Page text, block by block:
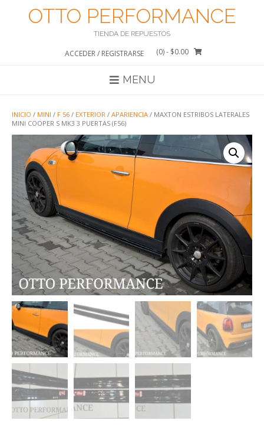
OTTO PERFORMANCE
TIENDA DE REPUESTOS
ACCEDER / REGISTRARSE (0)- $0.00
MENU
INICIO / MINI / F 56 / EXTERIOR / APARIENCIA / MAXTON ESTRIBOS LATERALES
MINI COOPER S MK3 3 PUERTAS (F56)